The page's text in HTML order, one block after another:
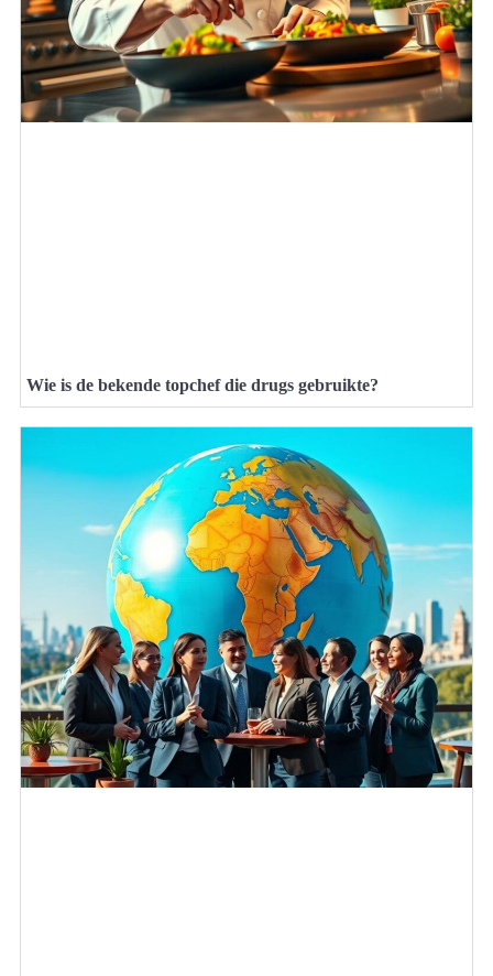
Wie is de bekende topchef die drugs gebruikte?